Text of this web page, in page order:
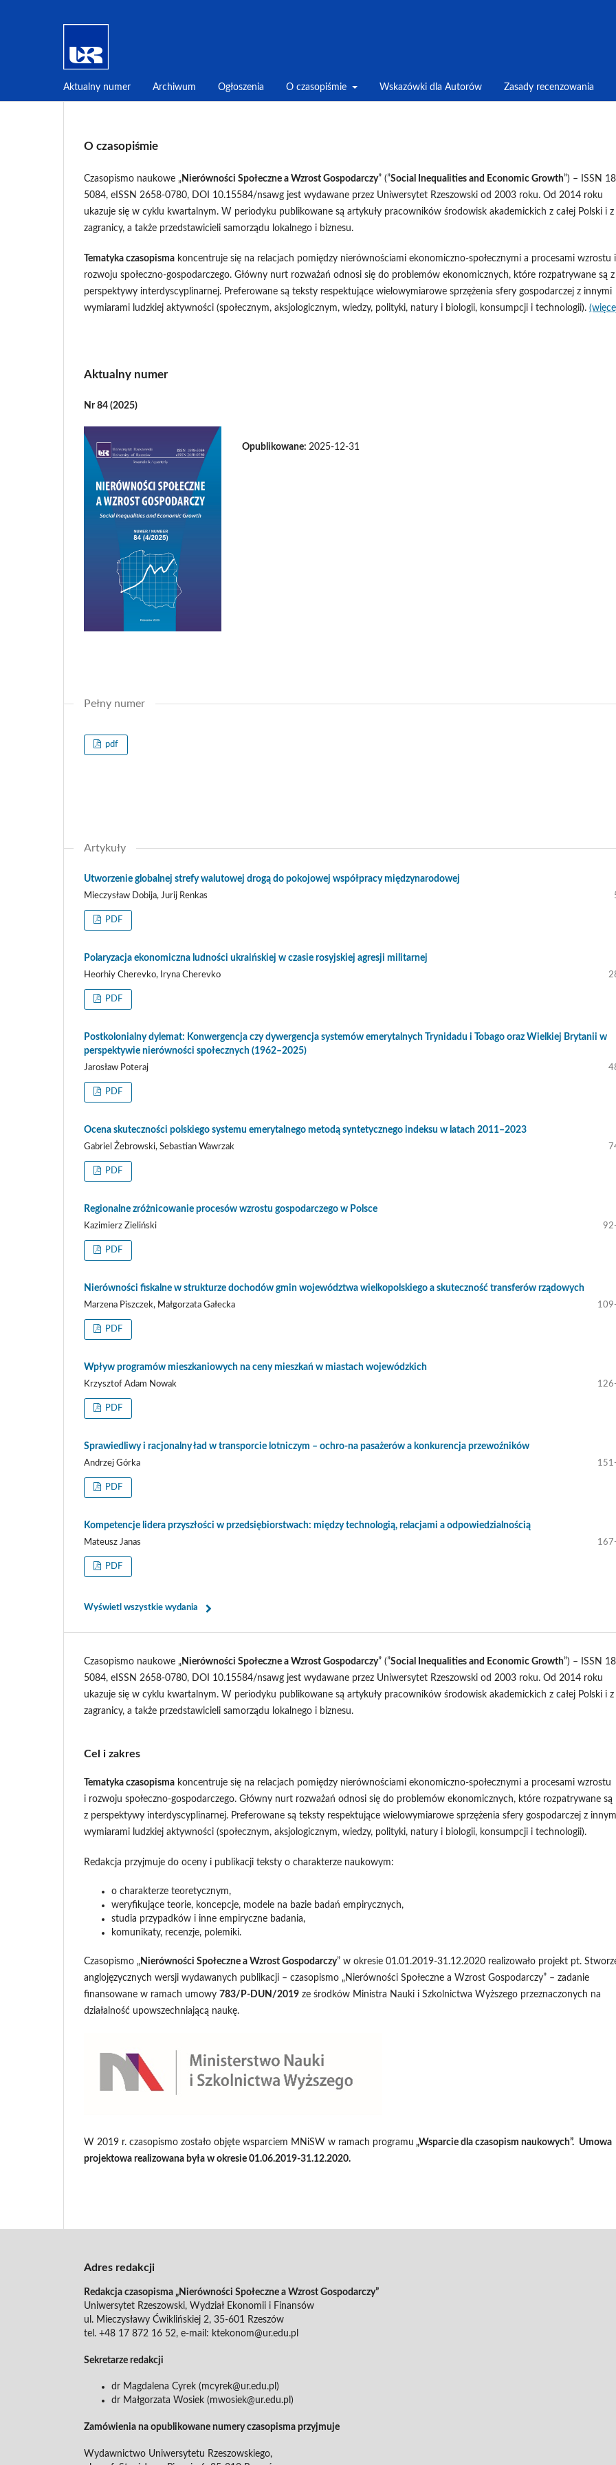
Aktualny numer Archiwum Ogłoszenia O czasopiśmie Wskazówki dla Autorów Zasady recenzowania
O czasopiśmie
Czasopismo naukowe „Nierówności Społeczne a Wzrost Gospodarczy” (”Social Inequalities and Economic Growth”) – ISSN
5084, eISSN 2658-0780, DOI 10.15584/nsawg jest wydawane przez Uniwersytet Rzeszowski od 2003 roku. Od 2014 roku
ukazuje się w cyklu kwartalnym. W periodyku publikowane są artykuły pracowników środowisk akademickich z całej Polski i z
zagranicy, a także przedstawicieli samorządu lokalnego i biznesu.
Tematyka czasopisma koncentruje się na relacjach pomiędzy nierównościami ekonomiczno-społecznymi a procesami wzrostu i
rozwoju społeczno-gospodarczego. Główny nurt rozważań odnosi się do problemów ekonomicznych, które rozpatrywane są z
perspektywy interdyscyplinarnej. Preferowane są teksty respektujące wielowymiarowe sprzężenia sfery gospodarczej z innymi
wymiarami ludzkiej aktywności (społecznym, aksjologicznym, wiedzy, polityki, natury i biologii, konsumpcji i technologii).
Aktualny numer
Nr 84 (2025)
Opublikowane: 2025-12-31
Pełny numer
pdf
Artykuły
Utworzenie globalnej strefy walutowej drogą do pokojowej współpracy międzynarodowej
Mieczysław Dobija, Jurij Renkas
PDF
Polaryzacja ekonomiczna ludności ukraińskiej w czasie rosyjskiej agresji militarnej
Heorhiy Cherevko, Iryna Cherevko
PDF
Postkolonialny dylemat: Konwergencja czy dywergencja systemów emerytalnych Trynidadu i Tobago oraz Wielkiej Brytanii w
perspektywie nierówności społecznych (1962–2025)
Jarosław Poteraj
PDF
Ocena skuteczności polskiego systemu emerytalnego metodą syntetycznego indeksu w latach 2011–2023
Gabriel Żebrowski, Sebastian Wawrzak
PDF
Regionalne zróżnicowanie procesów wzrostu gospodarczego w Polsce
Kazimierz Zieliński
PDF
Nierówności fiskalne w strukturze dochodów gmin województwa wielkopolskiego a skuteczność transferów rządowych
Marzena Piszczek, Małgorzata Gałecka
PDF
Wpływ programów mieszkaniowych na ceny mieszkań w miastach wojewódzkich
Krzysztof Adam Nowak
PDF
Sprawiedliwy i racjonalny ład w transporcie lotniczym – ochro-na pasażerów a konkurencja przewoźników
Andrzej Górka
PDF
Kompetencje lidera przyszłości w przedsiębiorstwach: między technologią, relacjami a odpowiedzialnością
Mateusz Janas
PDF
Wyświetl wszystkie wydania
Czasopismo naukowe „Nierówności Społeczne a Wzrost Gospodarczy” (”Social Inequalities and Economic Growth”) – ISSN
5084, eISSN 2658-0780, DOI 10.15584/nsawg jest wydawane przez Uniwersytet Rzeszowski od 2003 roku. Od 2014 roku
ukazuje się w cyklu kwartalnym. W periodyku publikowane są artykuły pracowników środowisk akademickich z całej Polski i z
zagranicy, a także przedstawicieli samorządu lokalnego i biznesu.
Cel i zakres
Tematyka czasopisma koncentruje się na relacjach pomiędzy nierównościami ekonomiczno-społecznymi a procesami wzrostu
i rozwoju społeczno-gospodarczego. Główny nurt rozważań odnosi się do problemów ekonomicznych, które rozpatrywane są
z perspektywy interdyscyplinarnej. Preferowane są teksty respektujące wielowymiarowe sprzężenia sfery gospodarczej z
wymiarami ludzkiej aktywności (społecznym, aksjologicznym, wiedzy, polityki, natury i biologii, konsumpcji i technologii).
Redakcja przyjmuje do oceny i publikacji teksty o charakterze naukowym:
o charakterze teoretycznym,
weryfikujące teorie, koncepcje, modele na bazie badań empirycznych,
studia przypadków i inne empiryczne badania,
komunikaty, recenzje, polemiki.
Czasopismo „Nierówności Społeczne a Wzrost Gospodarczy” w okresie 01.01.2019-31.12.2020 realizowało projekt pt.
anglojęzycznych wersji wydawanych publikacji – czasopismo „Nierówności Społeczne a Wzrost Gospodarczy” – zadanie
finansowane w ramach umowy 783/P-DUN/2019 ze środków Ministra Nauki i Szkolnictwa Wyższego przeznaczonych na
działalność upowszechniającą naukę.
W 2019 r. czasopismo zostało objęte wsparciem MNiSW w ramach programu „Wsparcie dla czasopism naukowych”. Umowa
projektowa realizowana była w okresie 01.06.2019-31.12.2020.
Adres redakcji
Redakcja czasopisma „Nierówności Społeczne a Wzrost Gospodarczy”
Uniwersytet Rzeszowski, Wydział Ekonomii i Finansów
ul. Mieczysławy Ćwiklińskiej 2, 35-601 Rzeszów
tel. +48 17 872 16 52, e-mail: ktekonom@ur.edu.pl
Sekretarze redakcji
dr Magdalena Cyrek (mcyrek@ur.edu.pl)
dr Małgorzata Wosiek (mwosiek@ur.edu.pl)
Zamówienia na opublikowane numery czasopisma przyjmuje
Wydawnictwo Uniwersytetu Rzeszowskiego,